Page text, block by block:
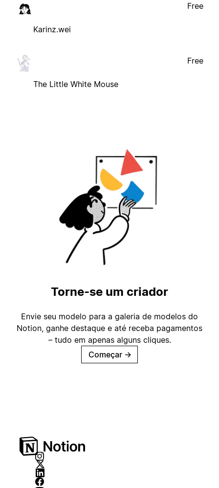
Karinz.wei
Free
The Little White Mouse
Free
Torne-se um criador
Envie seu modelo para a galeria de modelos do
Notion, ganhe destaque e até receba pagamentos
– tudo em apenas alguns cliques.
Começar →